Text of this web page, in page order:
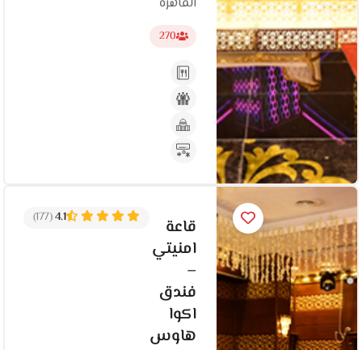
270
قاعة
امنيتي
–
فندق
اكوا
هاوس
4.1
(177)